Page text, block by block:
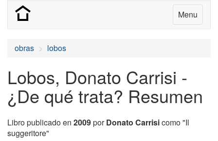
Menu
obras lobos
Lobos, Donato Carrisi -
¿De qué trata? Resumen
Libro publicado en 2009porDonato Carrisicomo "Il
suggeritore"